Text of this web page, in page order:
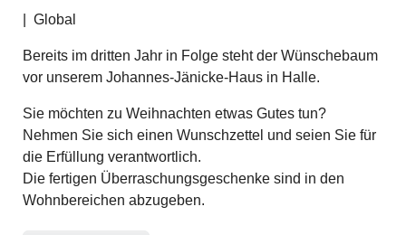
Global
Bereits im dritten Jahr in Folge steht der Wünschebaum
vor unserem Johannes-Jänicke-Haus in Halle.
Sie möchten zu Weihnachten etwas Gutes tun?
Nehmen Sie sich einen Wunschzettel und seien Sie für
die Erfüllung verantwortlich.
Die fertigen Überraschungsgeschenke sind in den
Wohnbereichen abzugeben.